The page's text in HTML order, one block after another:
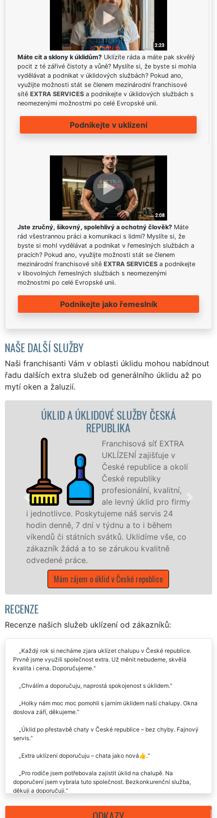
Máte cit a sklony k úklidům? Uklízíte ráda a máte pak skvělý
pocit z té zářivé čistoty a vůně? Myslíte si, že byste si mohla
vydělávat a podnikat v úklidových službách? Pokud ano,
využijte možnosti stát se členem mezinárodní franchisové
sítě EXTRA SERVICES a podnikejte v úklidových službách s
neomezenými možnostmi po celé Evropské unii.
Podnikejte v uklízení
Jste zručný, šikovný, spolehlivý a ochotný člověk? Máte
rád všestrannou práci a komunikaci s lidmi? Myslíte si, že
byste si mohl vydělávat a podnikat v řemeslných službách a
pracích? Pokud ano, využijte možnosti stát se členem
mezinárodní franchisové sítě EXTRA SERVICES a podnikejte
v libovolných řemeslných službách s neomezenými
možnostmi po celé Evropské unii.
Podnikejte jako řemeslník
NAŠE DALŠÍ SLUŽBY
Naši franchisanti Vám v oblasti úklidu mohou nabídnout
řadu dalších extra služeb od generálního úklidu až po
mytí oken a žaluzií.
ÚKLIDOVÉ SLUŽBY ČESKÁ
Franchisová síť EXTRA
UKLÍZENÍ zajišťuje v
České republice a okolí
České republiky
profesionální, kvalitní,
ale levný úklid pro firmy
Poskytujeme náš servis 24
7 dní v týdnu a to i během
svátků. Uklidíme vše, co
a to se zárukou kvalitně
zájem o úklid v České republice
služby
společnosti,
v celé
RECENZE
Recenze našich služeb uklízení od zákazníků:
Každý rok si necháme zjara uklízet chalupu v České republice.
Prvně jsme využili společnost extra. Už měnit nebudeme, skvělá
kvalita i cena. Doporučujeme.
Chválím a doporučuju, naprostá spokojenost s úklidem.
Holky nám moc moc pomohli s jarním úklidem naší chalupy. Okna
doslova září, děkujeme.
Úklid po přestavbě chaty v České republice – bez chyby. Fajnový
servis.
Extra uklízení doporučuju – chata jako nová👍.
Pro rodiče jsem potřebovala zajistit úklid na chalupě. Na
doporučení jsem vybrala tuto společnost. Bezkonkurenční služba,
děkuji a doporučuji.
Včera jsem využila mytí oken na chalupě od této firmy. Velmi milý